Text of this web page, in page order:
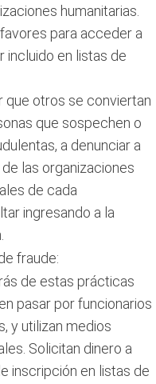
humanitarias.
para acceder a
incluido en listas de
que otros se conviertan
que sospechen o
a denunciar a
las organizaciones
de cada
ingresando a la
fraude:
de estas prácticas
pasar por funcionarios
y utilizan medios
Solicitan dinero a
inscripción en listas de